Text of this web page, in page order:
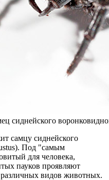
сиднейского
самцу сиднейского
Под "самым
для человека,
пауков проявляют
различных видов животных.